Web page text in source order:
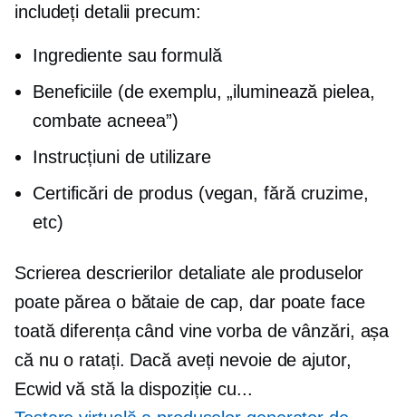
includeți detalii precum:
Ingrediente sau formulă
Beneficiile (de exemplu, „iluminează pielea,
combate acneea”)
Instrucțiuni de utilizare
Certificări de produs (vegan, fără cruzime,
etc)
Scrierea descrierilor detaliate ale produselor
poate părea o bătaie de cap, dar poate face
toată diferența când vine vorba de vânzări, așa
că nu o ratați. Dacă aveți nevoie de ajutor,
Ecwid vă stă la dispoziție cu...